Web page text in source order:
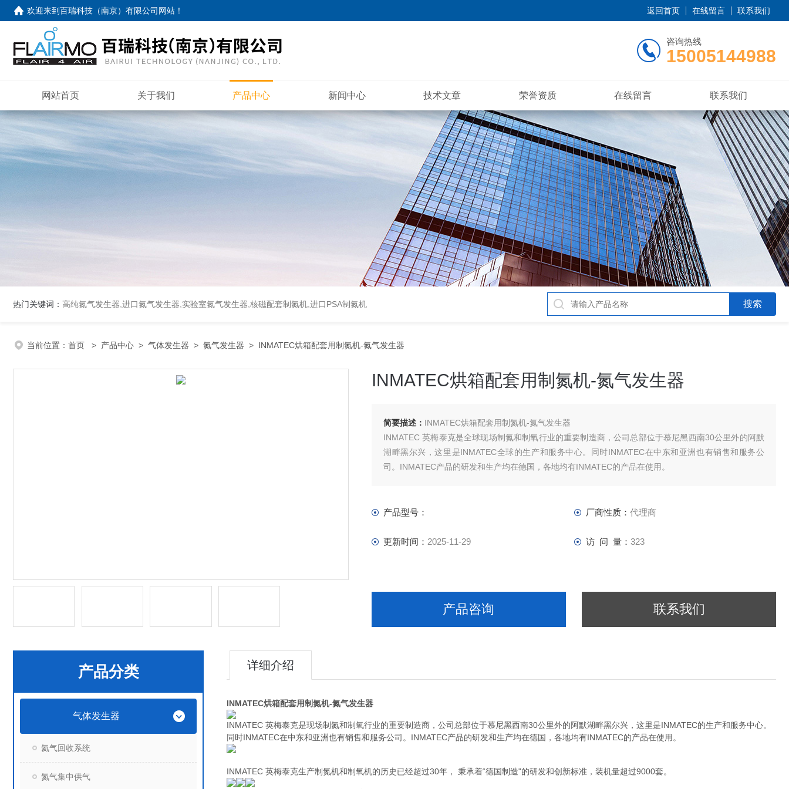
欢迎来到百瑞科技（南京）有限公司网站 ！ 返回首页 在线留言 联系我们
咨询热线
15005144988
网站首页 关于我们 产品中心 新闻中心 技术文章 荣誉资质 在线留言 联系我们
热门关键词： 高纯氮气发生器,进口氮气发生器,实验室氮气发生器,核磁配套制氮机,进口PSA制氮机
当前位置： 首页 > 产品中心 > 气体发生器 > 氮气发生器 > INMATEC烘箱配套用制氮机-氮气发生器
INMATEC烘箱配套用制氮机-氮气发生器
简要描述： INMATEC烘箱配套用制氮机-氮气发生器
INMATEC 英梅泰克是全球现场制氮和制氧行业的重要制造商，公司总部位于慕尼黑西南30公里外的阿默
湖畔黑尔兴，这里是INMATEC全球的生产和服务中心。同时INMATEC在中东和亚洲也有销售和服务公
司。INMATEC产品的研发和生产均在德国，各地均有INMATEC的产品在使用。
产品型号： 厂商性质： 代理商
更新时间： 2025-11-29 访 问 量： 323
产品咨询 联系我们
产品分类
气体发生器
氦气回收系统
氮气集中供气
详细介绍
INMATEC烘箱配套用制氮机-氮气发生器
INMATEC 英梅泰克是现场制氮和制氧行业的重要制造商，公司总部位于慕尼黑西南30公里外的阿默湖畔黑尔兴，这里是INMATEC的生产和服务中心。
同时INMATEC在中东和亚洲也有销售和服务公司。INMATEC产品的研发和生产均在德国，各地均有INMATEC的产品在使用。
INMATEC 英梅泰克生产制氮机和制氧机的历史已经超过30年， 秉承着“德国制造"的研发和创新标准，装机量超过9000套。